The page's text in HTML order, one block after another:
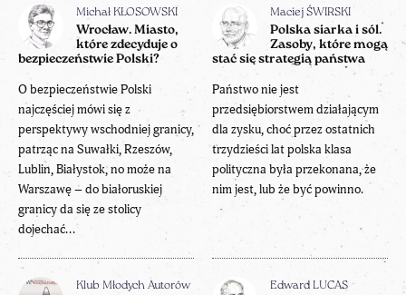
Michał KŁOSOWSKI
Wrocław. Miasto,
które zdecyduje o
bezpieczeństwie Polski?
O bezpieczeństwie Polski
najczęściej mówi się z
perspektywy wschodniej granicy,
patrząc na Suwałki, Rzeszów,
Lublin, Białystok, no może na
Warszawę – do białoruskiej
granicy da się ze stolicy
dojechać...
Maciej ŚWIRSKI
Polska siarka i sól.
Zasoby, które mogą
stać się strategią państwa
Państwo nie jest
przedsiębiorstwem działającym
dla zysku, choć przez ostatnich
trzydzieści lat polska klasa
polityczna była przekonana, że
nim jest, lub że być powinno.
Klub Młodych Autorów Edward LUCAS